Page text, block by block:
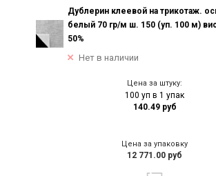
Дублерин клеевой на трикотаж.
белый 70 гр/м ш. 150 (уп. 100 м)
50%
Нет в наличии
Цена за штуку:
100 уп в 1 упак
140.49 руб
Цена за упаковку
12 771.00 руб